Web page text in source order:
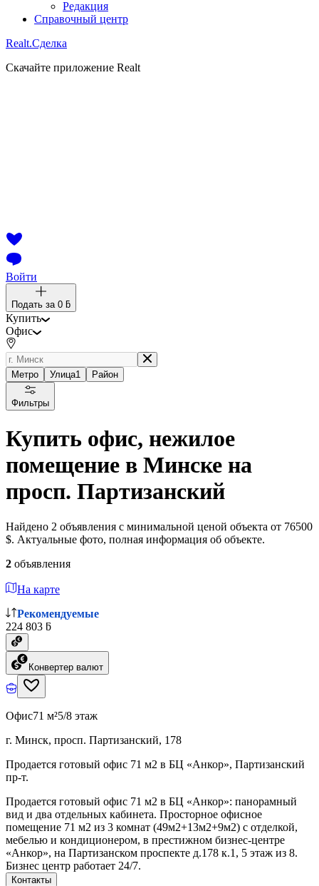
Редакция
Справочный центр
Realt.Сделка
Скачайте приложение Realt
Войти
Подать за 0 ƃ
Купить
Офис
Метро Улица1 Район
Фильтры
Купить офис, нежилое
помещение в Минске на
просп. Партизанский
Найдено 2 объявления с минимальной ценой объекта от 76500
$. Актуальные фото, полная информация об объекте.
2 объявления
На карте
Рекомендуемые
224 803 ƃ
Конвертер валют
Офис71 м²5/8 этаж
г. Минск, просп. Партизанский, 178
Продается готовый офис 71 м2 в БЦ «Анкор», Партизанский
пр-т.
Продается готовый офис 71 м2 в БЦ «Анкор»: панорамный
вид и два отдельных кабинета. Просторное офисное
помещение 71 м2 из 3 комнат (49м2+13м2+9м2) с отделкой,
мебелью и кондиционером, в престижном бизнес-центре
«Анкор», на Партизанском проспекте д.178 к.1, 5 этаж из 8.
Бизнес центр работает 24/7.
Контакты